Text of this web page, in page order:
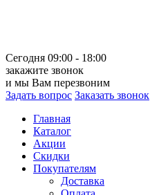
Сегодня 09:00 - 18:00
закажите звонок
и мы Вам перезвоним
Задать вопрос Заказать звонок
Главная
Каталог
Акции
Скидки
Покупателям
Доставка